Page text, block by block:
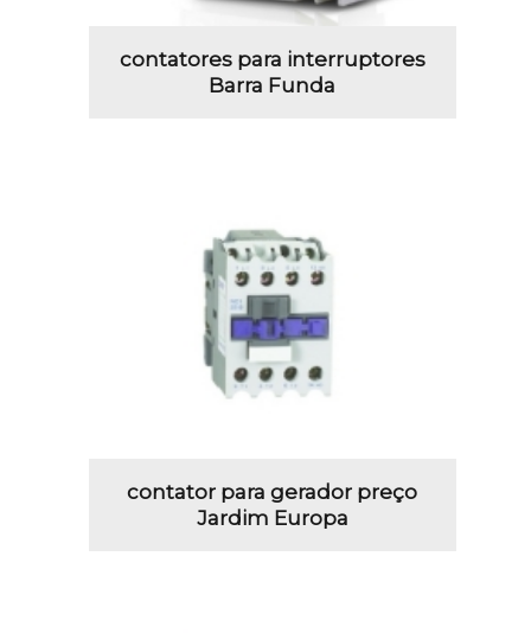
contatores para interruptores
Barra Funda
contator para gerador preço
Jardim Europa